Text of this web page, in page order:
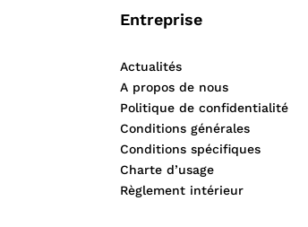
Entreprise
Actualités
A propos de nous
Politique de confidentialité
Conditions générales
Conditions spécifiques
Charte d’usage
Règlement intérieur